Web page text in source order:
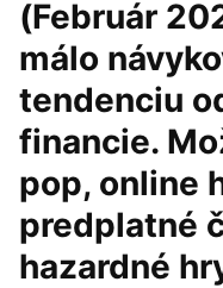
(Február
málo
tendenciu
financie.
pop, online
predplatné
hazardné